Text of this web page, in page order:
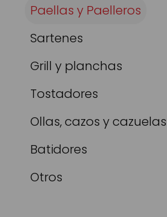
Paellas y Paelleros
Sartenes
Grill y planchas
Tostadores
Ollas, cazos y cazuelas
Batidores
Otros